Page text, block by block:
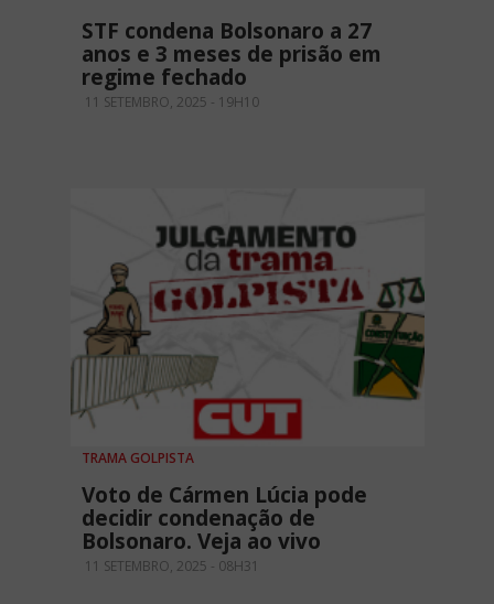
STF condena Bolsonaro a 27
anos e 3 meses de prisão em
regime fechado
11 SETEMBRO, 2025 - 19H10
TRAMA GOLPISTA
Voto de Cármen Lúcia pode
decidir condenação de
Bolsonaro. Veja ao vivo
11 SETEMBRO, 2025 - 08H31